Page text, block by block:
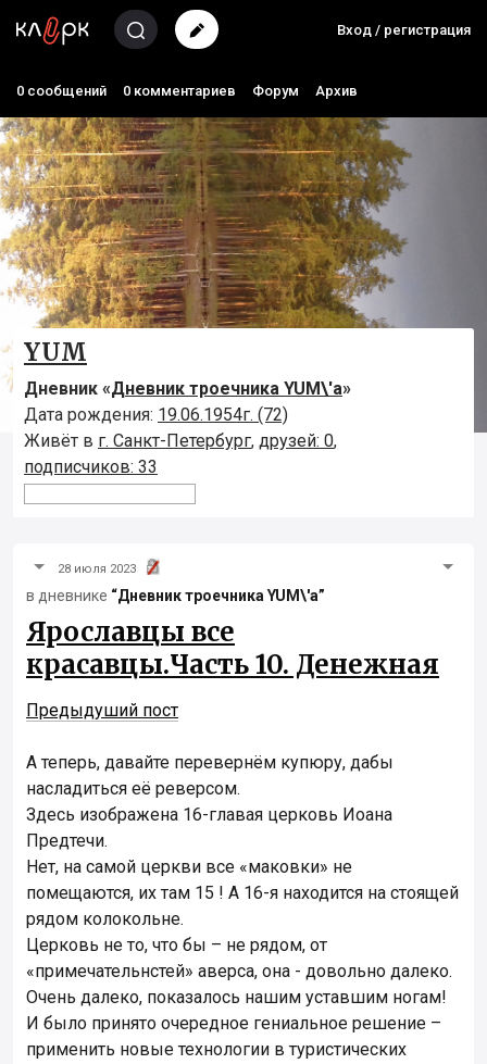
Вход / регистрация
0 сообщений 0 комментариев Форум Архив
YUM
Дневник «Дневник троечника YUM\'а»
Дата рождения: 19.06.1954г. (72)
Живёт в г. Санкт-Петербург, друзей: 0,
подписчиков: 33
28 июля 2023
в дневнике “Дневник троечника YUM\'а”
Ярославцы все
красавцы.Часть 10. Денежная
Предыдуший пост
А теперь, давайте перевернём купюру, дабы
насладиться её реверсом.
Здесь изображена 16-главая церковь Иоана
Предтечи.
Нет, на самой церкви все «маковки» не
помещаются, их там 15 ! А 16-я находится на стоящей
рядом колокольне.
Церковь не то, что бы – не рядом, от
«примечательнстей» аверса, она - довольно далеко.
Очень далеко, показалось нашим уставшим ногам!
И было принято очередное гениальное решение –
применить новые технологии в туристических